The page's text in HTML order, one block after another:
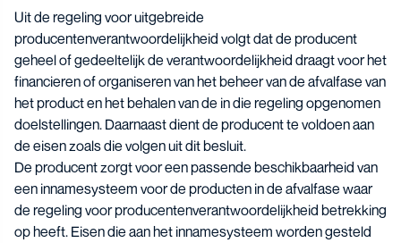
Uit de regeling voor uitgebreide
producentenverantwoordelijkheid volgt dat de producent
geheel of gedeeltelijk de verantwoordelijkheid draagt voor het
financieren of organiseren van het beheer van de afvalfase van
het product en het behalen van de in die regeling opgenomen
doelstellingen. Daarnaast dient de producent te voldoen aan
de eisen zoals die volgen uit dit besluit.
De producent zorgt voor een passende beschikbaarheid van
een innamesysteem voor de producten in de afvalfase waar
de regeling voor producentenverantwoordelijkheid betrekking
op heeft. Eisen die aan het innamesysteem worden gesteld